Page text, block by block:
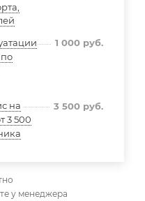
1 000 руб.
на
3 500
3 500 руб.
у менеджера